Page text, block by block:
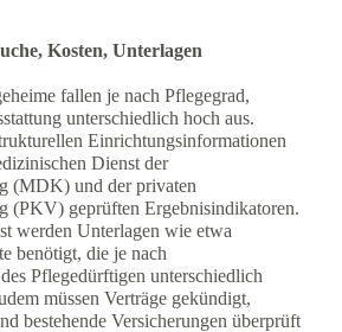
Kosten, Unterlagen
fallen je nach Pflegegrad,
unterschiedlich hoch aus.
Einrichtungsinformationen
Dienst der
(MDK) und der privaten
(PKV) geprüften Ergebnisindikatoren.
werden Unterlagen wie etwa
benötigt, die je nach
Pflegedürftigen unterschiedlich
müssen Verträge gekündigt,
bestehende Versicherungen überprüft